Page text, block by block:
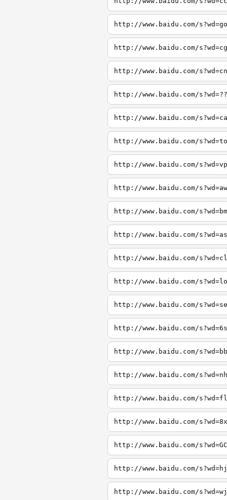
http://www.baidu.com/
http://www.baidu.com/
http://www.baidu.com/
http://www.baidu.com/
http://www.baidu.com/
http://www.baidu.com/
http://www.baidu.com/
http://www.baidu.com/
http://www.baidu.com/
http://www.baidu.com/
http://www.baidu.com/
http://www.baidu.com/
http://www.baidu.com/
http://www.baidu.com/
http://www.baidu.com/
http://www.baidu.com/
http://www.baidu.com/
http://www.baidu.com/
http://www.baidu.com/
http://www.baidu.com/
http://www.baidu.com/